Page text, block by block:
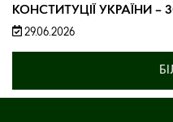
КОНСТИТУЦІЇ УКРАЇНИ –
29.06.2026